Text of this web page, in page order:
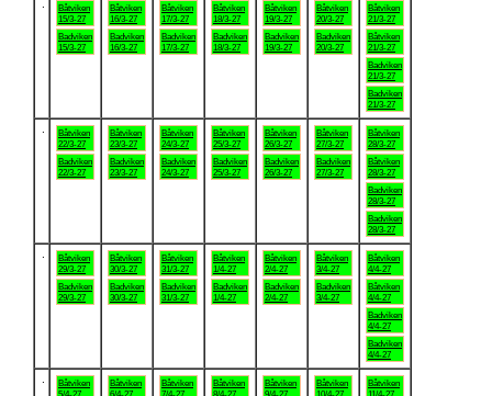
Båtviken
15/3-27
Badviken
15/3-27
Båtviken
16/3-27
Badviken
16/3-27
Båtviken
17/3-27
Badviken
17/3-27
Båtviken
18/3-27
Badviken
18/3-27
Båtviken
19/3-27
Badviken
19/3-27
Båtviken
20/3-27
Badviken
20/3-27
Båtviken
21/3-27
Båtviken
21/3-27
Badviken
21/3-27
Badviken
21/3-27
Båtviken
22/3-27
Badviken
22/3-27
Båtviken
23/3-27
Badviken
23/3-27
Båtviken
24/3-27
Badviken
24/3-27
Båtviken
25/3-27
Badviken
25/3-27
Båtviken
26/3-27
Badviken
26/3-27
Båtviken
27/3-27
Badviken
27/3-27
Båtviken
28/3-27
Båtviken
28/3-27
Badviken
28/3-27
Badviken
28/3-27
Båtviken
29/3-27
Badviken
29/3-27
Båtviken
30/3-27
Badviken
30/3-27
Båtviken
31/3-27
Badviken
31/3-27
Båtviken
1/4-27
Badviken
1/4-27
Båtviken
2/4-27
Badviken
2/4-27
Båtviken
3/4-27
Badviken
3/4-27
Båtviken
4/4-27
Båtviken
4/4-27
Badviken
4/4-27
Badviken
4/4-27
Båtviken
5/4-27
Båtviken
6/4-27
Båtviken
7/4-27
Båtviken
8/4-27
Båtviken
9/4-27
Båtviken
10/4-27
Båtviken
11/4-27